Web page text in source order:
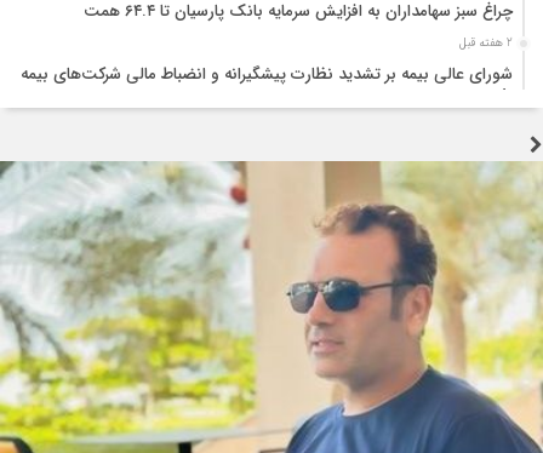
چراغ سبز سهامداران به افزایش سرمایه بانک پارسیان تا ۶۴.۴ همت
2 هفته قبل
شورای عالی بیمه بر تشدید نظارت پیشگیرانه و انضباط مالی شرکت‌های بیمه
تجربه جنگ اوکراین؛ نقشه راهی برای تقویت تاب‌آوری صنعت بیمه
2 هفته قبل
تولید قطعه زیر سایه خاموشی و بحران ارز؛ هشدار درباره توقف زنجیره تامین
خودرو
جنگ زیرساختی؛ آزمونی که اراده ملت ایران را نمی‌شکند
3 هفته قبل
اربعین؛ احیای عدالت و پاکی در برابر فساد اقتصادی
3 هفته قبل
سوداگریِ کمیابی؛ چگونه رانتجویی، موتور اشتغال را خاموش میکند